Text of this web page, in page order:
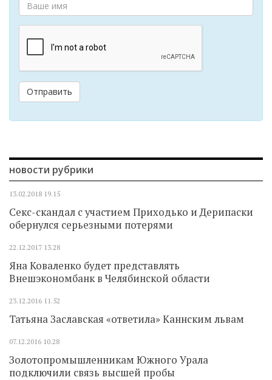
Отправить
новости рубрики
13.02.2018 19.15
Секс-скандал с участием Приходько и Дерипаски
обернулся серьезными потерями
22.12.2017 13.28
Яна Коваленко будет представлять
Внешэкономбанк в Челябинской области
23.12.2016 11.52
Татьяна Заславская «ответила» Каннским львам
07.12.2016 10.28
Золотопромышленникам Южного Урала
подключили связь высшей пробы